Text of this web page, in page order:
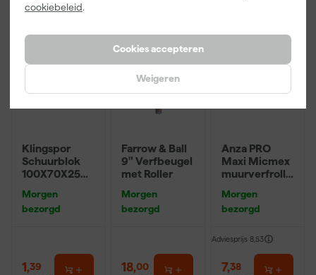
cookiebeleid.
Cookies accepteren
Weigeren
Klingspor
Schuurblok
100X70X25m
P220
Morgen
bezorgd
1,39
Farrow & Ball
9" Verfbeugel
met Roller
Morgen
bezorgd
18,00
Anza PRO
Maxi Micmex
muurverfrolle
Morgen
bezorgd
Adviesprijs 8,53
7,38